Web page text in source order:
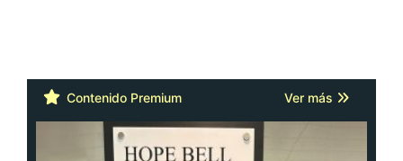
Contenido Premium Ver más